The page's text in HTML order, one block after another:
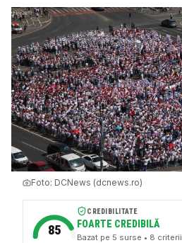
Foto: DCNews (dcnews.ro)
85
CREDIBILITATE
FOARTE CREDIBILĂ
Bazat pe 5 surse • 8 criterii